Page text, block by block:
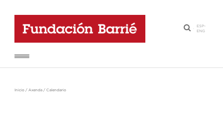
·
ESP-
ENG
Inicio / Axenda / Calendario